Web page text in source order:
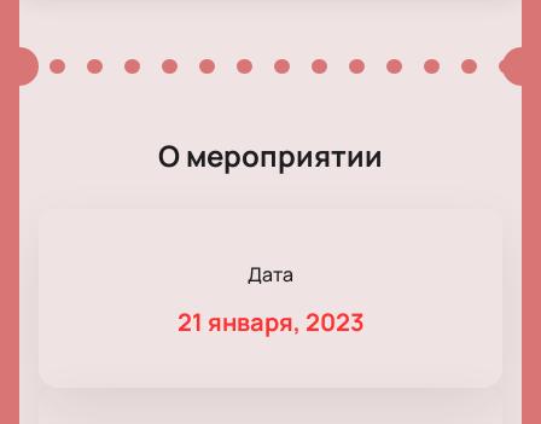
О мероприятии
Дата
21 января, 2023